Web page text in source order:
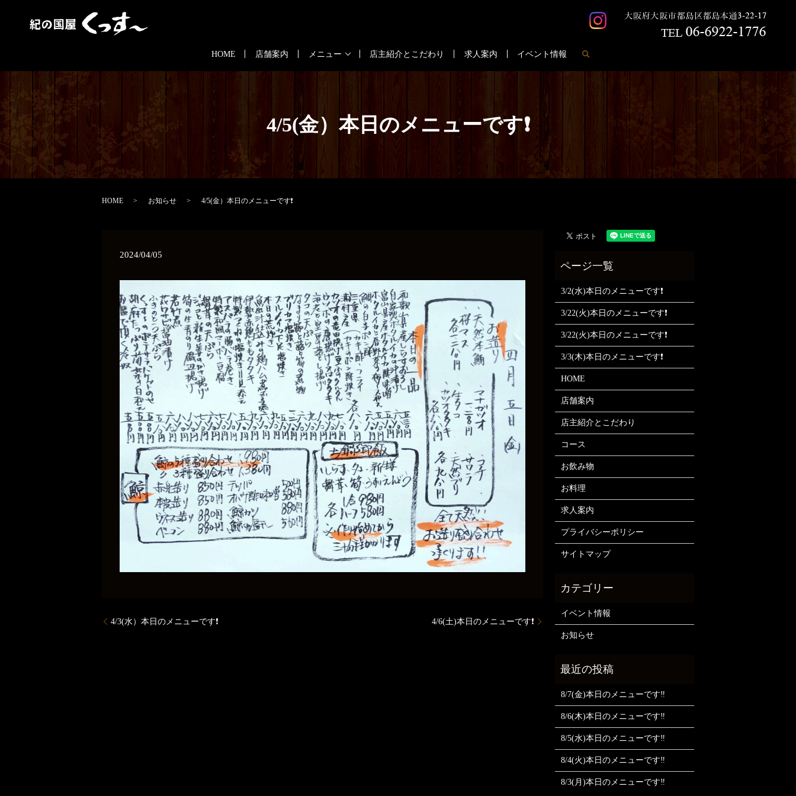
HOME 店舗案内 メニュー 店主紹介とこだわり 求人案内 イベント情報
4/5(金）本日のメニューです❗
HOME お知らせ 4/5(金）本日のメニューです❗
2024/04/05
4/3(水）本日のメニューです❗ 4/6(土)本日のメニューです❗
3/2(水)本日のメニューです❗
3/22(火)本日のメニューです❗
3/22(火)本日のメニューです❗
3/3(木)本日のメニューです❗
HOME
店舗案内
店主紹介とこだわり
コース
お飲み物
お料理
求人案内
プライバシーポリシー
サイトマップ
イベント情報
お知らせ
8/7(金)本日のメニューです‼️
8/6(木)本日のメニューです‼️
8/5(水)本日のメニューです‼️
8/4(火)本日のメニューです‼️
8/3(月)本日のメニューです‼️